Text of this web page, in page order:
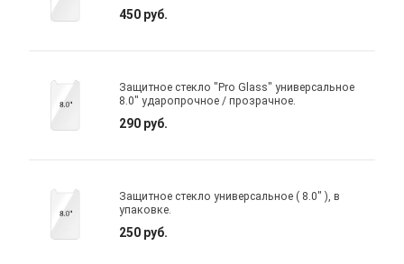
450 руб.
Защитное стекло "Pro Glass" универсальное
8.0" ударопрочное / прозрачное.
290 руб.
Защитное стекло универсальное ( 8.0" ), в
упаковке.
250 руб.